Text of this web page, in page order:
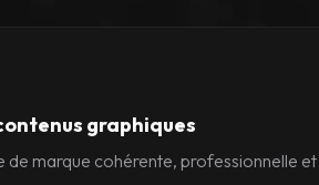
graphiques
de marque cohérente, professionnelle et